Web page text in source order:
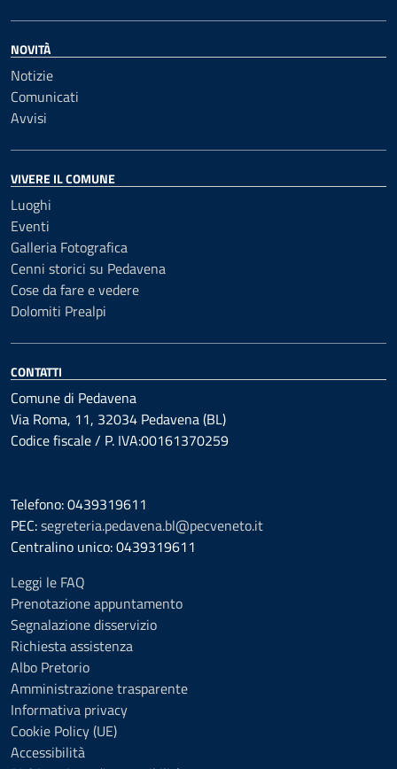
NOVITÀ
Notizie
Comunicati
Avvisi
VIVERE IL COMUNE
Luoghi
Eventi
Galleria Fotografica
Cenni storici su Pedavena
Cose da fare e vedere
Dolomiti Prealpi
CONTATTI
Comune di Pedavena
Via Roma, 11, 32034 Pedavena (BL)
Codice fiscale / P. IVA:00161370259
Telefono: 0439319611
PEC:segreteria.pedavena.bl@pecveneto.it
Centralino unico: 0439319611
Leggi le FAQ
Prenotazione appuntamento
Segnalazione disservizio
Richiesta assistenza
Albo Pretorio
Amministrazione trasparente
Informativa privacy
Cookie Policy (UE)
Accessibilità